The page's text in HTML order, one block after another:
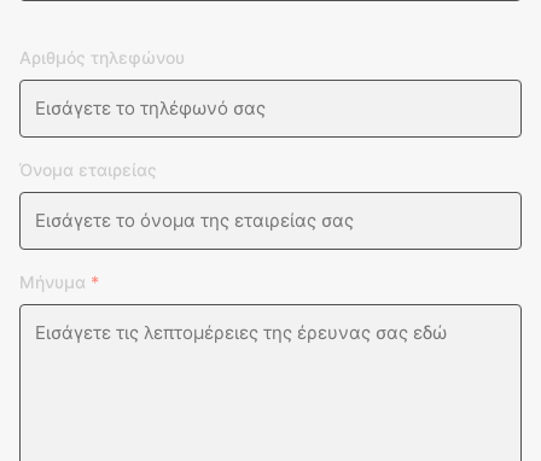
Αριθμός τηλεφώνου
Όνομα εταιρείας
Μήνυμα *